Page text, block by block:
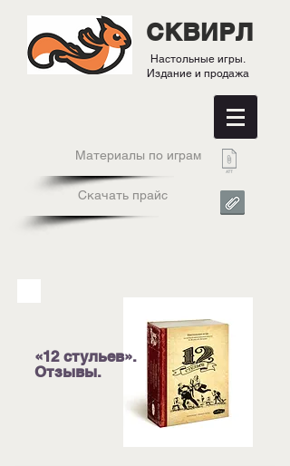
Настольные игры.
Издание и продажа
СКВИРЛ
Материалы по играм
Скачать прайс
«12 стульев».
Отзывы.